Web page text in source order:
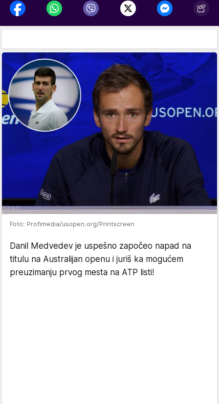
Foto: Profimedia/usopen.org/Printscreen
Danil Medvedev je uspešno započeo napad na
titulu na Australijan openu i juriš ka mogućem
preuzimanju prvog mesta na ATP listi!